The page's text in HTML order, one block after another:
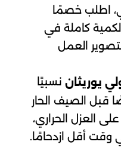
اطلب خصمًا
كاملة في
العمل
يوريثان نسبيًا
قبل الصيف الحار
العزل الحراري،
وقت أقل ازدحامًا.